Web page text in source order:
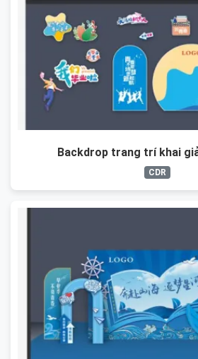
Backdrop trang trí khai
CDR